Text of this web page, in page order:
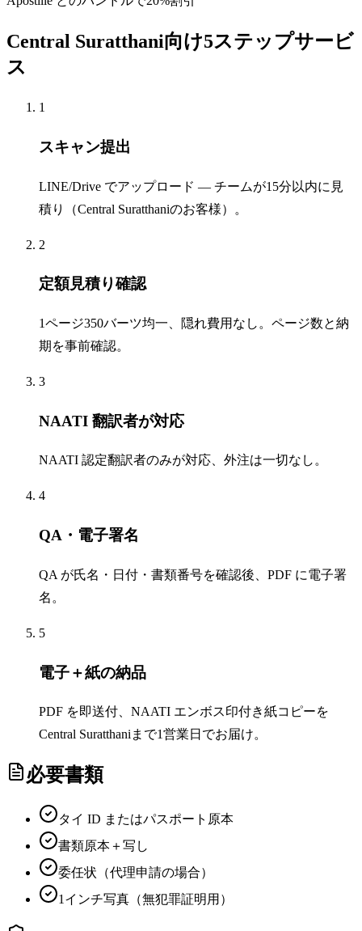
Central Suratthani向け5ステップサービ
ス
1
スキャン提出
LINE/Drive でアップロード — チームが15分以内に見
積り（Central Suratthaniのお客様）。
2
定額見積り確認
1ページ350バーツ均一、隠れ費用なし。ページ数と納
期を事前確認。
3
NAATI 翻訳者が対応
NAATI 認定翻訳者のみが対応、外注は一切なし。
4
QA・電子署名
QA が氏名・日付・書類番号を確認後、PDF に電子署
名。
5
電子＋紙の納品
PDF を即送付、NAATI エンボス印付き紙コピーを
Central Suratthaniまで1営業日でお届け。
必要書類
タイ ID またはパスポート原本
書類原本＋写し
委任状（代理申請の場合）
1インチ写真（無犯罪証明用）